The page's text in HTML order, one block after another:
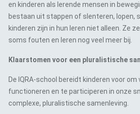
en kinderen als lerende mensen in
bestaan uit stappen of slenteren, lopen,
kinderen zijn in hun leren niet alleen. Ze
soms fouten en leren nog veel meer bij.
Klaarstomen voor een pluralistische
De IQRA-school bereidt kinderen voor om
functioneren en te participeren in onze
complexe, pluralistische samenleving.